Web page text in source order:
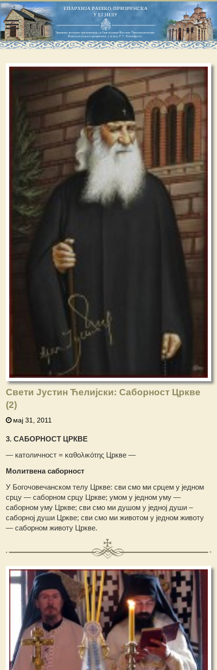
Свети Јустин Ћелијски: Саборност Цркве
(2)
мај 31, 2011
3. САБОРНОСТ ЦРКВЕ
— католичност = καθολικότης Цркве —
Молитвена саборност
У Богочовечанском телу Цркве: сви смо ми срцем у једном
срцу — саборном срцу Цркве; умом у једном уму —
саборном уму Цркве; сви смо ми душом у једној души –
саборној души Цркве; сви смо ми животом у једном животу
— саборном животу Цркве.